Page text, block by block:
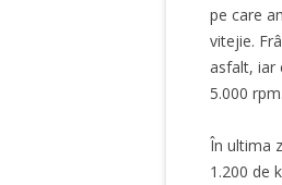
pe care
vitejie.
asfalt, iar
5.000 rpm.
În ultima
1.200 de